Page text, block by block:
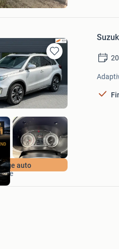
Bewaren
in
Mijn
Favorieten
auto
automotive